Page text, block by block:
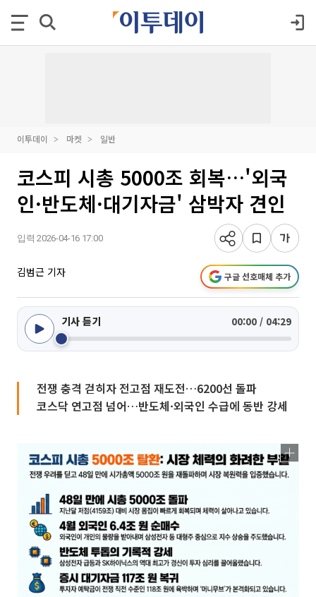
이투데이 마켓 일반
코스피 시총 5000조 회복…'외국
인·반도체·대기자금' 삼박자 견인
입력 2026-04-16 17:00
김범근 기자 구글 선호매체 추가
기사 듣기 00:00 / 04:29
전쟁 충격 걷히자 전고점 재도전…6200선 돌파
코스닥 연고점 넘어…반도체·외국인 수급에 동반 강세